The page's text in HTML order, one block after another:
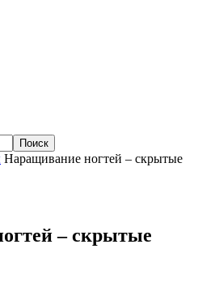
Наращивание ногтей – скрытые
– скрытые